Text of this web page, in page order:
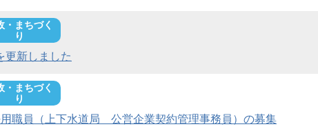
・まちづく
り
更新しました
・まちづく
り
職員（上下水道局 公営企業契約管理事務員）の募集